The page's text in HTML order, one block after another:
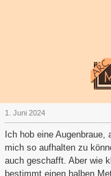
1. Juni 2024
Ich hob eine
mich so aufhalten zu
auch geschafft. Aber wie
bestimmt einen halben